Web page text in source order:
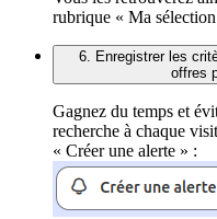
rubrique « Ma
6. Enregistrer les
offres
Gagnez du temps et
recherche à chaque
« Créer une alerte » :